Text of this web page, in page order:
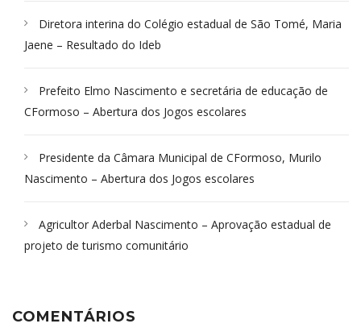
Diretora interina do Colégio estadual de São Tomé, Maria
Jaene – Resultado do Ideb
Prefeito Elmo Nascimento e secretária de educação de
CFormoso – Abertura dos Jogos escolares
Presidente da Câmara Municipal de CFormoso, Murilo
Nascimento – Abertura dos Jogos escolares
Agricultor Aderbal Nascimento – Aprovação estadual de
projeto de turismo comunitário
COMENTÁRIOS